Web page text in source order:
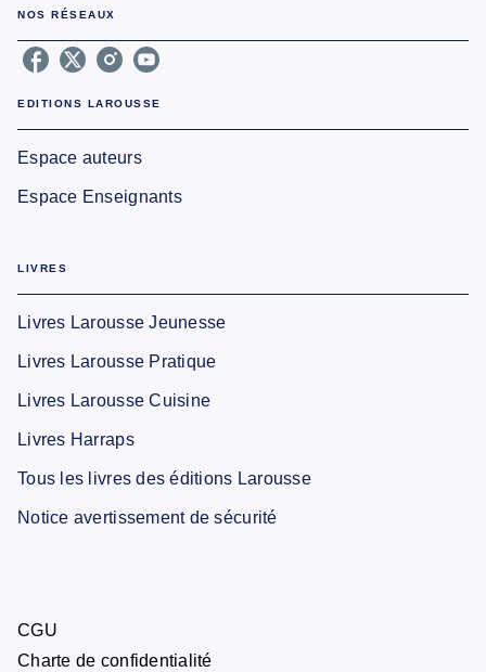
NOS RÉSEAUX
EDITIONS LAROUSSE
Espace auteurs
Espace Enseignants
LIVRES
Livres Larousse Jeunesse
Livres Larousse Pratique
Livres Larousse Cuisine
Livres Harraps
Tous les livres des éditions Larousse
Notice avertissement de sécurité
CGU
Charte de confidentialité